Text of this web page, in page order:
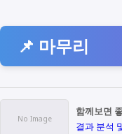
📌 마무리
함께보면
결과 분석